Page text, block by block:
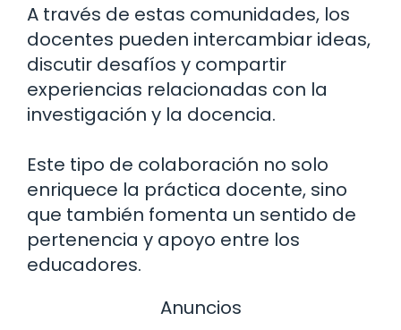
A través de estas comunidades, los
docentes pueden intercambiar ideas,
discutir desafíos y compartir
experiencias relacionadas con la
investigación y la docencia.
Este tipo de colaboración no solo
enriquece la práctica docente, sino
que también fomenta un sentido de
pertenencia y apoyo entre los
educadores.
Anuncios